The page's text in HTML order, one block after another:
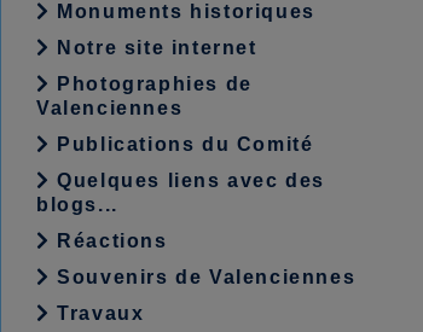
Monuments historiques
Notre site internet
Photographies de
Valenciennes
Publications du Comité
Quelques liens avec des
blogs...
Réactions
Souvenirs de Valenciennes
Travaux